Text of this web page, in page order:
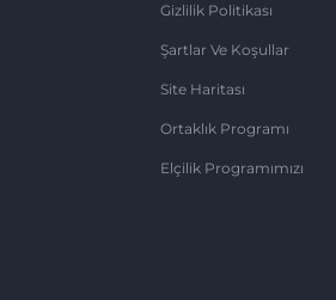
Gizlilik Politikası
Şartlar Ve Koşullar
Site Haritası
Ortaklık Programı
Elçilik Programımızı